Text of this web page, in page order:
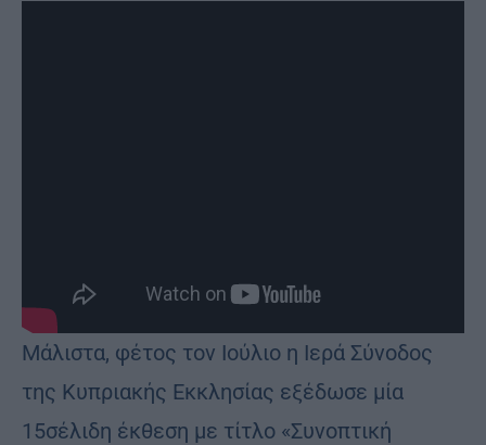
Μάλιστα, φέτος τον Ιούλιο η Ιερά Σύνοδος
της Κυπριακής Εκκλησίας εξέδωσε μία
15σέλιδη έκθεση με τίτλο «Συνοπτική